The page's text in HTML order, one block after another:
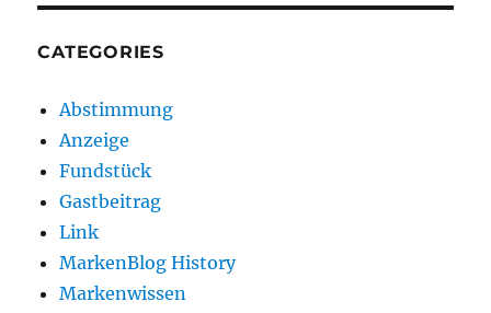
CATEGORIES
Abstimmung
Anzeige
Fundstück
Gastbeitrag
Link
MarkenBlog History
Markenwissen